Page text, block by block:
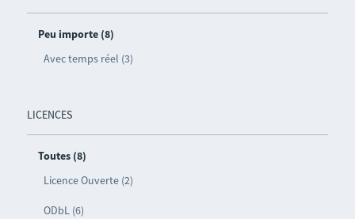
Peu importe (8)
Avec temps réel (3)
LICENCES
Toutes (8)
Licence Ouverte (2)
ODbL (6)